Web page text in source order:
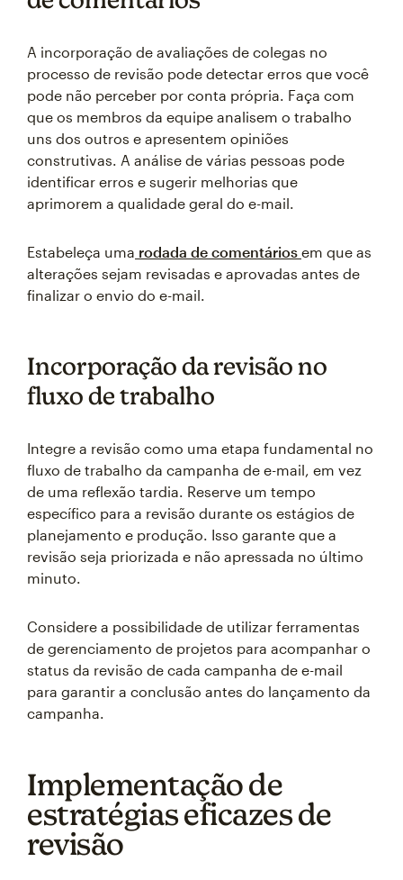
A incorporação de avaliações de colegas no
processo de revisão pode detectar erros que você
pode não perceber por conta própria. Faça com
que os membros da equipe analisem o trabalho
uns dos outros e apresentem opiniões
construtivas. A análise de várias pessoas pode
identificar erros e sugerir melhorias que
aprimorem a qualidade geral do e-mail.
Estabeleça uma rodada de comentários em que as
alterações sejam revisadas e aprovadas antes de
finalizar o envio do e-mail.
Incorporação da revisão no
fluxo de trabalho
Integre a revisão como uma etapa fundamental no
fluxo de trabalho da campanha de e-mail, em vez
de uma reflexão tardia. Reserve um tempo
específico para a revisão durante os estágios de
planejamento e produção. Isso garante que a
revisão seja priorizada e não apressada no último
minuto.
Considere a possibilidade de utilizar ferramentas
de gerenciamento de projetos para acompanhar o
status da revisão de cada campanha de e-mail
para garantir a conclusão antes do lançamento da
campanha.
Implementação de
estratégias eficazes de
revisão